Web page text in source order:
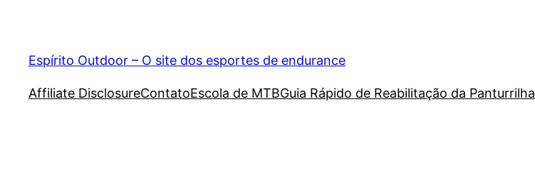
Espírito Outdoor – O site dos esportes de endurance
Affiliate DisclosureContatoEscola de MTBGuia Rápido de Reabilitação da Panturrilha